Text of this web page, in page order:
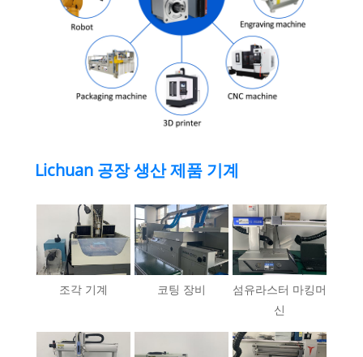
Lichuan 공장 생산 제품 기계
조각 기계 코팅 장비
섬유라스터 마킹머
신